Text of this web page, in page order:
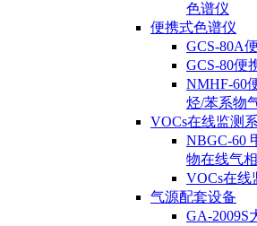
色谱仪
便携式色谱仪
GCS-80A
GCS-80便
NMHF-60
烃/苯系物
VOCs在线监测
NBGC-60
物在线气
VOCs在线
气源配套设备
GA-2009S